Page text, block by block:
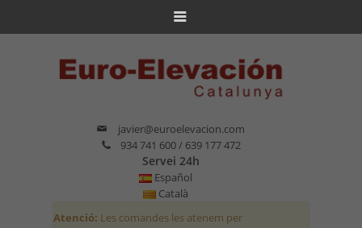
javier@euroelevacion.com
934 741 600 / 639 177 472
Servei 24h
Español
Català
Atenció: Les comandes les atenem per